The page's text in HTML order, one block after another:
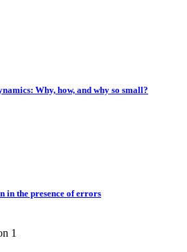
Why, how, and why so small?
in the presence of errors
1